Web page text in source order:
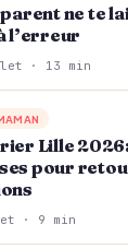
ne te
l’erreur
· 13 min
Lille
pour
· 9 min